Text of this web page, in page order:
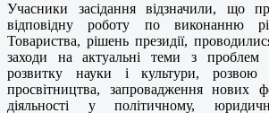
Учасники засідання відзначили, що
відповідну роботу по виконанню
Товариства, рішень президії,
заходи на актуальні теми з проблем
розвитку науки і культури, розвою
просвітництва, запровадження нових
діяльності у політичному,